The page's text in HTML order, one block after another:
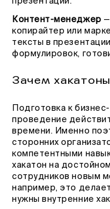
Контент-менеджер
копирайтер или
тексты в
формулировок,
Зачем
Подготовка к
проведение
времени. Именно
сторонних
компетентными
хакатон на
сотрудников новым
например, это делает
нужны внутренние